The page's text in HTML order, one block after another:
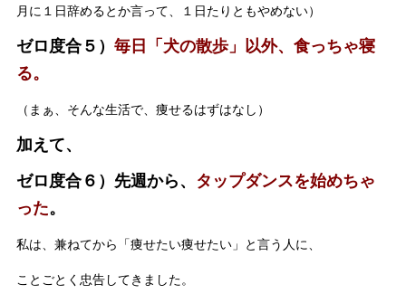
月に１日辞めるとか言って、１日たりともやめない）
ゼロ度合５） 毎日「犬の散歩」以外、食っちゃ寝
る。
（まぁ、そんな生活で、痩せるはずはなし）
加えて、
ゼロ度合６）先週から、 タップダンスを始めちゃ
った。
私は、兼ねてから「痩せたい痩せたい」と言う人に、
ことごとく忠告してきました。